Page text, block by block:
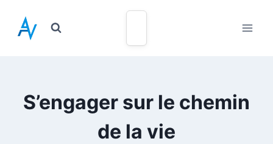
S’engager sur le chemin
de la vie